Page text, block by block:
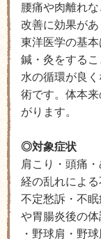
腰痛や肉離れ
改善に効果があ
東洋医学の基本
鍼・灸をする
水の循環が良
術です。体本
がります。
◎対象症状
肩こり・頭痛
経の乱れによる
不定愁訴・不
や胃腸炎後の体
・野球肩 ・ 野